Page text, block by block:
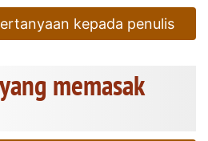
kepada penulis
memasak